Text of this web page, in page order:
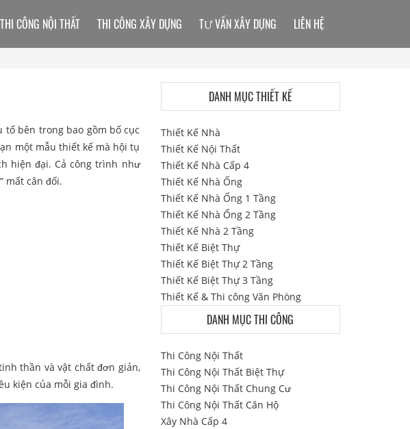
tố bên trong bao gồm bố cục
một mẫu thiết kế mà hội tụ
hiện đại. Cả công trình như
mất cân đối.
thần và vật chất đơn giản,
kiện của mỗi gia đình.
CÔNG NỘI THẤT THI CÔNG XÂY DỰNG TƯ VẤN XÂY DỰNG LIÊN HỆ
DANH MỤC THIẾT KẾ
Thiết Kế Nhà
Thiết Kế Nội Thất
Thiết Kế Nhà Cấp 4
Thiết Kế Nhà Ống
Thiết Kế Nhà Ống 1 Tầng
Thiết Kế Nhà Ống 2 Tầng
Thiết Kế Nhà 2 Tầng
Thiết Kế Biệt Thự
Thiết Kế Biệt Thự 2 Tầng
Thiết Kế Biệt Thự 3 Tầng
Thiết Kế & Thi công Văn Phòng
DANH MỤC THI CÔNG
Thi Công Nội Thất
Thi Công Nội Thất Biệt Thự
Thi Công Nội Thất Chung Cư
Thi Công Nội Thất Căn Hộ
Xây Nhà Cấp 4